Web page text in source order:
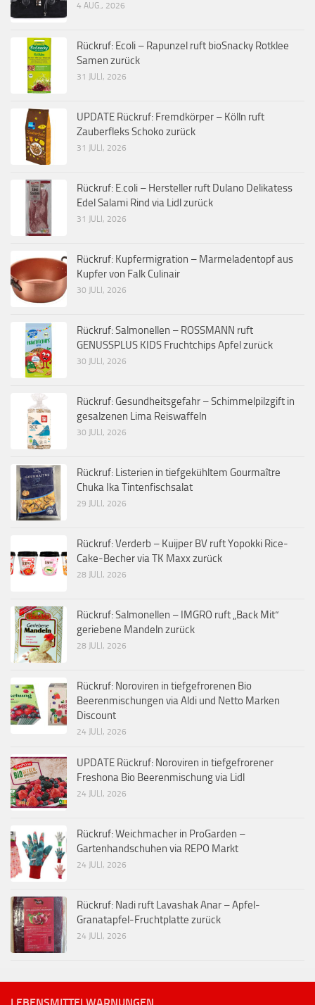
4 AUG., 2026
Rückruf: Ecoli – Rapunzel ruft bioSnacky Rotklee
Samen zurück
31 JULI, 2026
UPDATE Rückruf: Fremdkörper – Kölln ruft
Zauberfleks Schoko zurück
31 JULI, 2026
Rückruf: E.coli – Hersteller ruft Dulano Delikatess
Edel Salami Rind via Lidl zurück
31 JULI, 2026
Rückruf: Kupfermigration – Marmeladentopf aus
Kupfer von Falk Culinair
30 JULI, 2026
Rückruf: Salmonellen – ROSSMANN ruft
GENUSSPLUS KIDS Fruchtchips Apfel zurück
30 JULI, 2026
Rückruf: Gesundheitsgefahr – Schimmelpilzgift in
gesalzenen Lima Reiswaffeln
30 JULI, 2026
Rückruf: Listerien in tiefgekühltem Gourmaître
Chuka Ika Tintenfischsalat
29 JULI, 2026
Rückruf: Verderb – Kuijper BV ruft Yopokki Rice-
Cake-Becher via TK Maxx zurück
28 JULI, 2026
Rückruf: Salmonellen – IMGRO ruft „Back Mit“
geriebene Mandeln zurück
28 JULI, 2026
Rückruf: Noroviren in tiefgefrorenen Bio
Beerenmischungen via Aldi und Netto Marken
Discount
24 JULI, 2026
UPDATE Rückruf: Noroviren in tiefgefrorener
Freshona Bio Beerenmischung via Lidl
24 JULI, 2026
Rückruf: Weichmacher in ProGarden –
Gartenhandschuhen via REPO Markt
24 JULI, 2026
Rückruf: Nadi ruft Lavashak Anar – Apfel-
Granatapfel-Fruchtplatte zurück
24 JULI, 2026